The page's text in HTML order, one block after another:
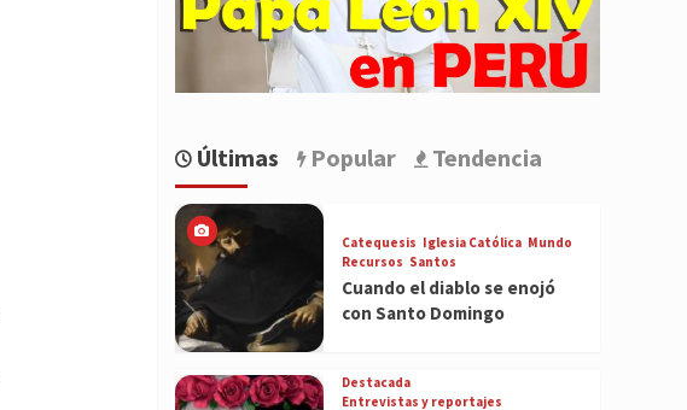
Últimas Popular Tendencia
Catequesis Iglesia Católica Mundo
Recursos Santos
Cuando el diablo se enojó
con Santo Domingo
Destacada
Entrevistas y reportajes